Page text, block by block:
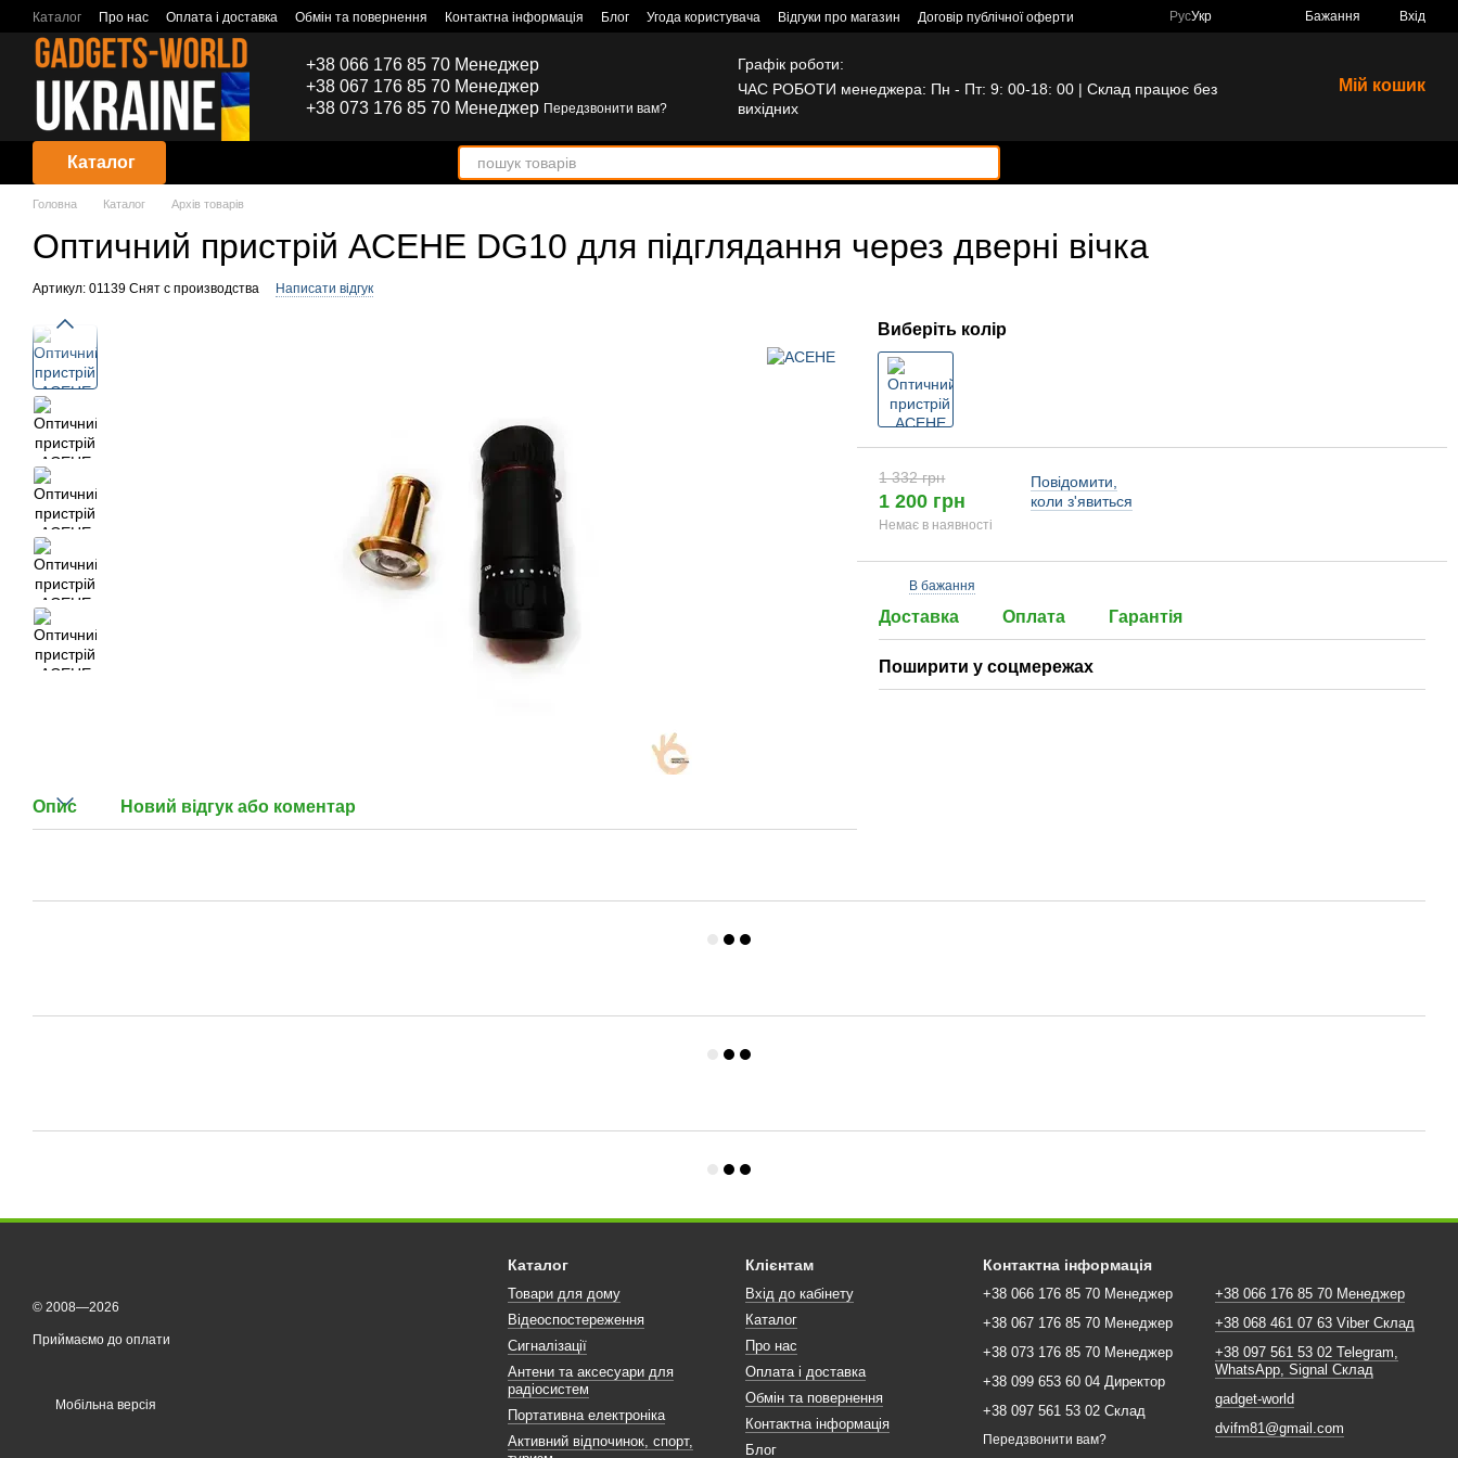
Перейти до основного контенту
Каталог Про нас Оплата і доставка Обмін та повернення Контактна інформація Блог Угода користувача Відгуки про магазин Договір публічної оферти РусУкр Бажання Вхід
+38 066 176 85 70 Менеджер
+38 067 176 85 70 Менеджер
+38 073 176 85 70 Менеджер Передзвонити вам?
Графік роботи:
ЧАС РОБОТИ менеджера: Пн - Пт: 9: 00-18: 00 | Склад працює без
вихідних
Мій кошик
Каталог
Головна Каталог Архів товарів
Оптичний пристрій ACEHE DG10 для підглядання через дверні вічка
Артикул: 01139 Снят с производства Написати відгук
Опис Новий відгук або коментар
Виберіть колір
1 332 грн
1 200 грн
Немає в наявності
Повідомити,
коли з'явиться
В бажання
Доставка Оплата Гарантія
Поширити у соцмережах
© 2008—2026
Приймаємо до оплати
Мобільна версія
Каталог
Товари для дому
Відеоспостереження
Сигналізації
Антени та аксесуари для
радіосистем
Портативна електроніка
Активний відпочинок, спорт,
Клієнтам
Вхід до кабінету
Каталог
Про нас
Оплата і доставка
Обмін та повернення
Контактна інформація
Блог
Контактна інформація
+38 066 176 85 70 Менеджер
+38 067 176 85 70 Менеджер
+38 073 176 85 70 Менеджер
+38 099 653 60 04 Директор
+38 097 561 53 02 Склад
Передзвонити вам?
+38 066 176 85 70 Менеджер
+38 068 461 07 63 Viber Склад
+38 097 561 53 02 Telegram,
WhatsApp, Signal Склад
gadget-world
dvifm81@gmail.com